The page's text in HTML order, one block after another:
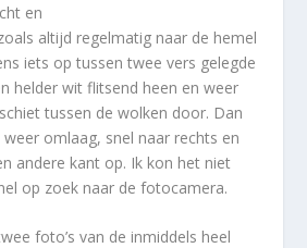
en
altijd regelmatig naar de hemel
iets op tussen twee vers gelegde
helder wit flitsend heen en weer
tussen de wolken door. Dan
omlaag, snel naar rechts en
andere kant op. Ik kon het niet
op zoek naar de fotocamera.
foto’s van de inmiddels heel